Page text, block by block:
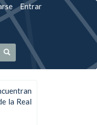
Entrar
la Real